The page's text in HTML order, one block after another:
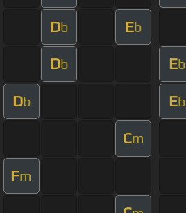
Db Eb
Db Eb
Db Eb
Cm
Fm